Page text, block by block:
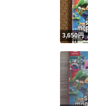
3,650円